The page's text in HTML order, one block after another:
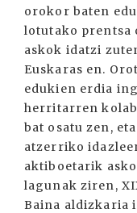
orokor baten
lotutako prentsa
askok idatzi
Euskaras en.
edukien erdia
herritarren
bat osatu zen,
atzerriko
aktiboetarik
lagunak ziren,
Baina aldizkaria